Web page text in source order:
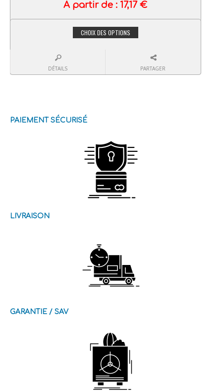
À partir de : 17,17€
CHOIX DES OPTIONS
DÉTAILS PARTAGER
PAIEMENT SÉCURISÉ
LIVRAISON
GARANTIE / SAV